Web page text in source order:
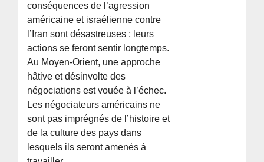
conséquences de l’agression
américaine et israélienne contre
l’Iran sont désastreuses ; leurs
actions se feront sentir longtemps.
Au Moyen-Orient, une approche
hâtive et désinvolte des
négociations est vouée à l’échec.
Les négociateurs américains ne
sont pas imprégnés de l’histoire et
de la culture des pays dans
lesquels ils seront amenés à